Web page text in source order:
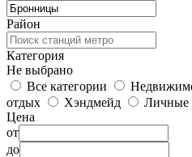
Район
Категория
Не выбрано
Все категории
отдых
Хэндмейд Личные
Цена
от
до